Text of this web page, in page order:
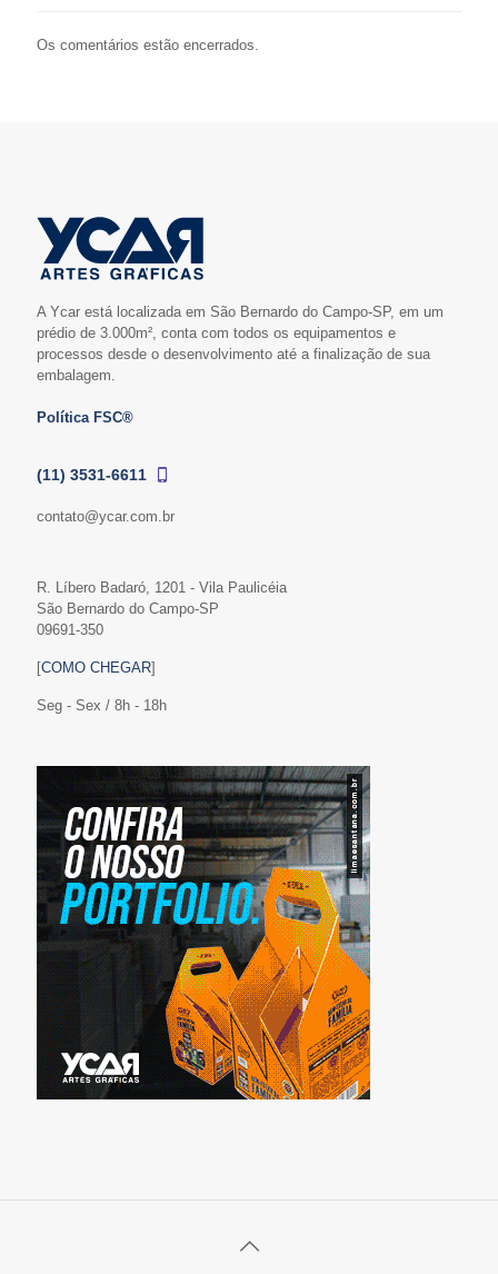
Os comentários estão encerrados.
A Ycar está localizada em São Bernardo do Campo-SP, em um
prédio de 3.000m², conta com todos os equipamentos e
processos desde o desenvolvimento até a finalização de sua
embalagem.
Política FSC®
(11) 3531-6611
contato@ycar.com.br
R. Líbero Badaró, 1201 - Vila Paulicéia
São Bernardo do Campo-SP
09691-350
[COMO CHEGAR]
Seg - Sex / 8h - 18h